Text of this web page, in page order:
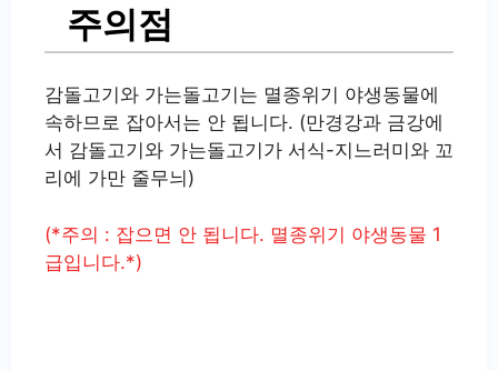
주의점
감돌고기와 가는돌고기는 멸종위기 야생동물에
속하므로 잡아서는 안 됩니다. (만경강과 금강에
서 감돌고기와 가는돌고기가 서식-지느러미와 꼬
리에 가만 줄무늬)
(*주의 : 잡으면 안 됩니다. 멸종위기 야생동물 1
급입니다.*)